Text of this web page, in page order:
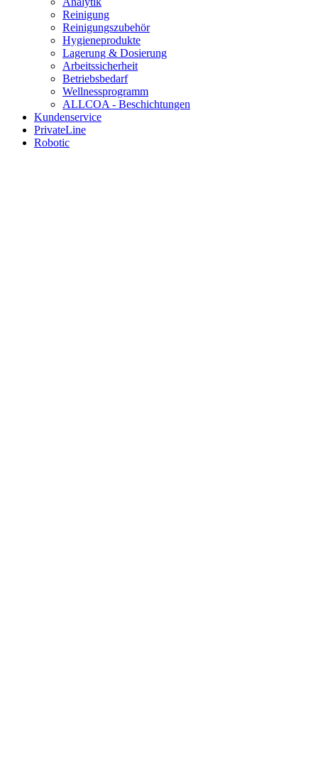
Reinigung
Reinigungszubehör
Hygieneprodukte
Lagerung & Dosierung
Arbeitssicherheit
Betriebsbedarf
Wellnessprogramm
ALLCOA - Beschichtungen
Kundenservice
PrivateLine
Robotic